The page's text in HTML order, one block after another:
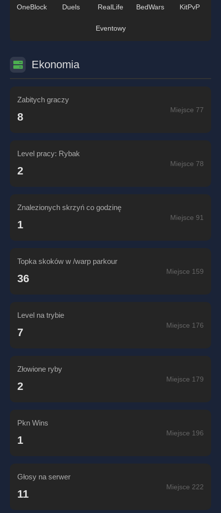
OneBlock Duels RealLife BedWars KitPvP
Eventowy
Ekonomia
Zabitych graczy
8
Miejsce 77
Level pracy: Rybak
2
Miejsce 78
Znalezionych skrzyń co godzinę
1
Miejsce 91
Topka skoków w /warp parkour
36
Miejsce 159
Level na trybie
7
Miejsce 176
Złowione ryby
2
Miejsce 179
Pkn Wins
1
Miejsce 196
Głosy na serwer
11
Miejsce 222